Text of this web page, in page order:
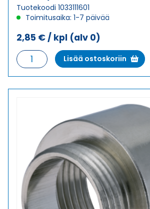
Tuotekoodi 1033111601
Toimitusaika: 1-7 päivää
2,85 € / kpl (alv 0)
E-
MS
11/16
Lisää ostoskoriin